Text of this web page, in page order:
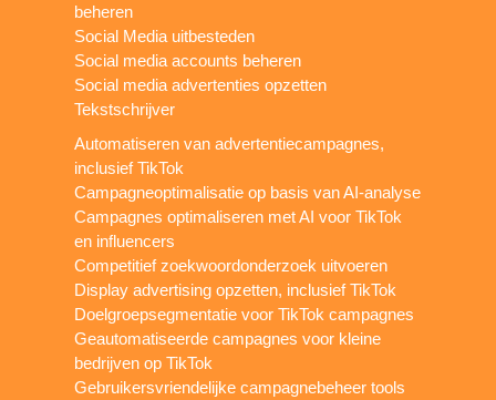
beheren
Social Media uitbesteden
Social media accounts beheren
Social media advertenties opzetten
Tekstschrijver
Automatiseren van advertentiecampagnes,
inclusief TikTok
Campagneoptimalisatie op basis van AI-analyse
Campagnes optimaliseren met AI voor TikTok
en influencers
Competitief zoekwoordonderzoek uitvoeren
Display advertising opzetten, inclusief TikTok
Doelgroepsegmentatie voor TikTok campagnes
Geautomatiseerde campagnes voor kleine
bedrijven op TikTok
Gebruikersvriendelijke campagnebeheer tools